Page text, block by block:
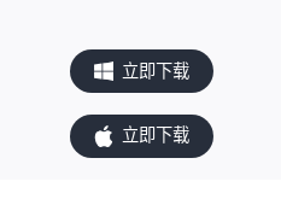
立即下载
立即下载